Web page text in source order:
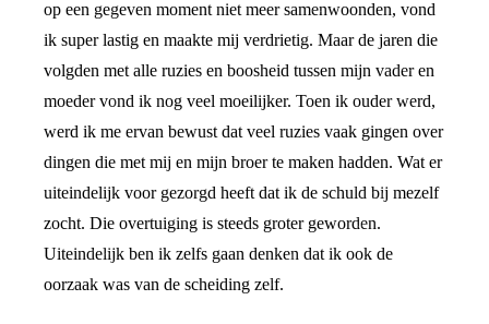
op een gegeven moment niet meer samenwoonden, vond
ik super lastig en maakte mij verdrietig. Maar de jaren die
volgden met alle ruzies en boosheid tussen mijn vader en
moeder vond ik nog veel moeilijker. Toen ik ouder werd,
werd ik me ervan bewust dat veel ruzies vaak gingen over
dingen die met mij en mijn broer te maken hadden. Wat er
uiteindelijk voor gezorgd heeft dat ik de schuld bij mezelf
zocht. Die overtuiging is steeds groter geworden.
Uiteindelijk ben ik zelfs gaan denken dat ik ook de
oorzaak was van de scheiding zelf.